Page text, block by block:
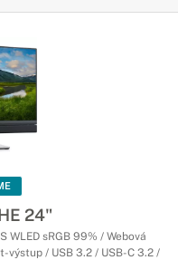
24"
WLED sRGB 99% / Webová
výstup / USB 3.2 / USB-C 3.2 /